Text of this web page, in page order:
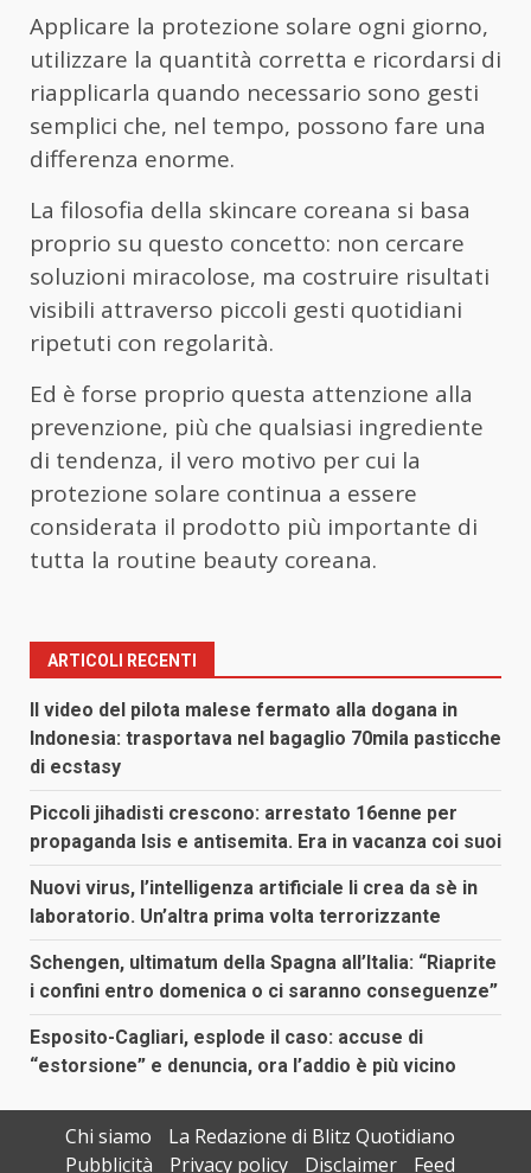
Applicare la protezione solare ogni giorno,
utilizzare la quantità corretta e ricordarsi di
riapplicarla quando necessario sono gesti
semplici che, nel tempo, possono fare una
differenza enorme.
La filosofia della skincare coreana si basa
proprio su questo concetto: non cercare
soluzioni miracolose, ma costruire risultati
visibili attraverso piccoli gesti quotidiani
ripetuti con regolarità.
Ed è forse proprio questa attenzione alla
prevenzione, più che qualsiasi ingrediente
di tendenza, il vero motivo per cui la
protezione solare continua a essere
considerata il prodotto più importante di
tutta la routine beauty coreana.
ARTICOLI RECENTI
Il video del pilota malese fermato alla dogana in
Indonesia: trasportava nel bagaglio 70mila pasticche
di ecstasy
Piccoli jihadisti crescono: arrestato 16enne per
propaganda Isis e antisemita. Era in vacanza coi suoi
Nuovi virus, l’intelligenza artificiale li crea da sè in
laboratorio. Un’altra prima volta terrorizzante
Schengen, ultimatum della Spagna all’Italia: “Riaprite
i confini entro domenica o ci saranno conseguenze”
Esposito-Cagliari, esplode il caso: accuse di
“estorsione” e denuncia, ora l’addio è più vicino
Chi siamo
La Redazione di Blitz Quotidiano
Pubblicità
Privacy policy Disclaimer Feed